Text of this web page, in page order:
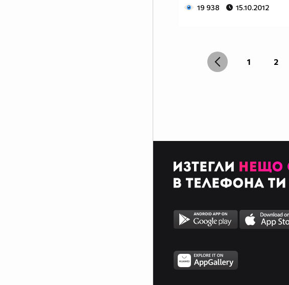
19 938 15.10.2012
1 2